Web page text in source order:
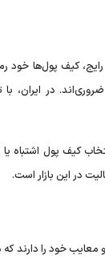
کیف پول‌ها خود
در ایران، با
کیف پول اشتباه یا
در این بازار است.
خود را دارند که